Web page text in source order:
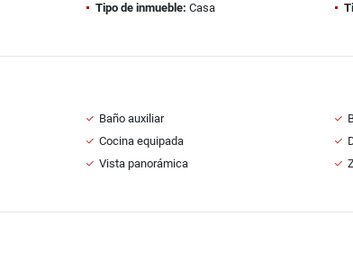
Tipo de inmueble: Casa
Baño auxiliar
Cocina equipada
Vista panorámica